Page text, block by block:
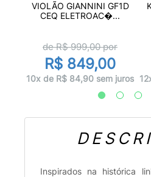
VIOLÃO GIANNINI GF1D
CEQ ELETROAC�...
de R$999,00por
R$ 849,00
10x de R$ 84,90 sem juros
Inspirados na histórica